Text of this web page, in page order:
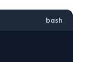
bash